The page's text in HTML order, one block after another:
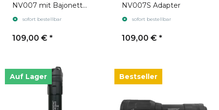
NV007 mit Bajonett
Aufnahme
sofort bestellbar
109,00 € *
NV007S Adapter
sofort bestellbar
109,00 € *
Auf Lager Bestseller